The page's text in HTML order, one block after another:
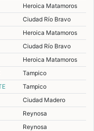
Heroica Matamoros
Ciudad Río Bravo
Heroica Matamoros
Ciudad Río Bravo
Heroica Matamoros
Tampico
Tampico
Ciudad Madero
Reynosa
Reynosa